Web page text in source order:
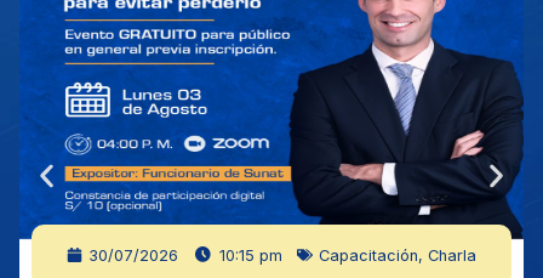
17/04/2026 2:33 am Evento